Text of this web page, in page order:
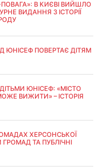
В КИЄВІ ВИЙШЛО
ВИДАННЯ З ІСТОРІЇ
ЮНІСЕФ ПОВЕРТАЄ ДІТЯМ
ЮНІСЕФ: «МІСТО
ВИЖИТИ» – ІСТОРІЯ
ХЕРСОНСЬКОЇ
ТА ПУБЛІЧНІ